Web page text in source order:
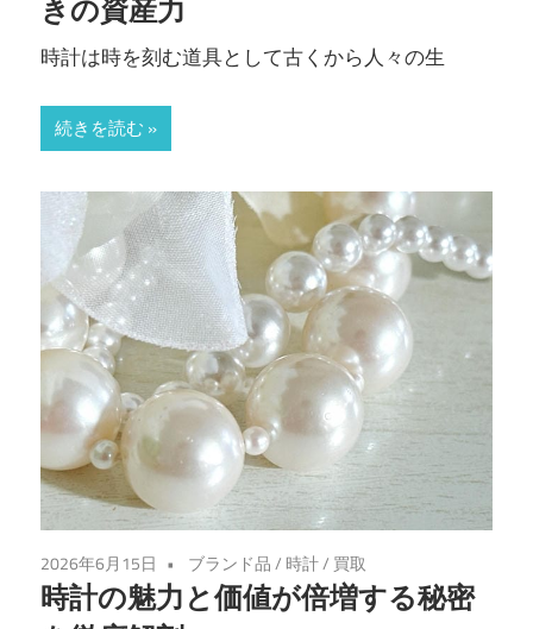
きの資産力
時計は時を刻む道具として古くから人々の生
続きを読む
2026年6月15日 ブランド品/ 時計/ 買取
時計の魅力と価値が倍増する秘密